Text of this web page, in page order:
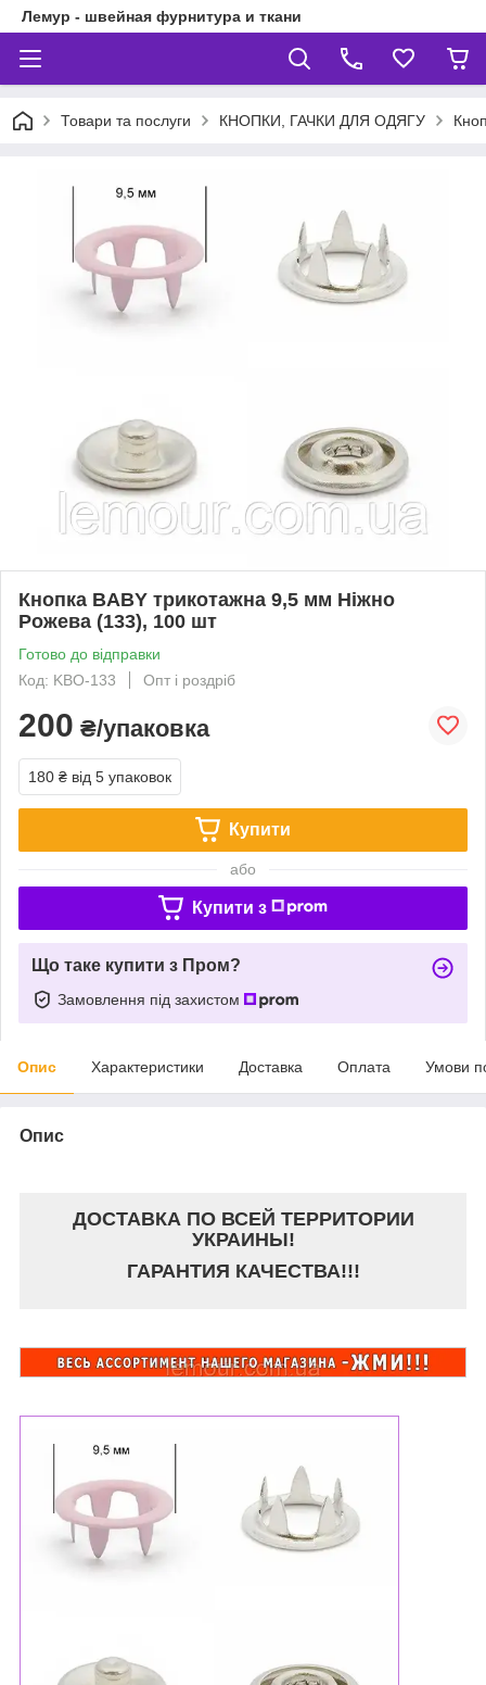
Лемур - швейная фурнитура и ткани
Товари та послуги КНОПКИ, ГАЧКИ ДЛЯ ОДЯГУ
Кнопка BABY трикотажна 9,5 мм Ніжно
Рожева (133), 100 шт
Готово до відправки
Код: KBO-133
Опт і роздріб
200 ₴/упаковка
180 ₴ від 5 упаковок
Купити
або
Купити з
Що таке купити з Пром?
Замовлення під захистом
Опис Характеристики Доставка Оплата Умови
Опис
ДОСТАВКА ПО ВСЕЙ ТЕРРИТОРИИ
УКРАИНЫ!
ГАРАНТИЯ КАЧЕСТВА!!!